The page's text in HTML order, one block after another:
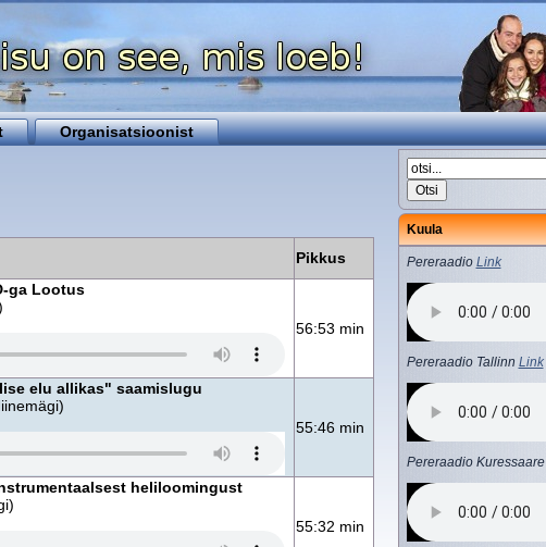
Organisatsioonist
Pikkus
ga Lootus
56:53 min
elu allikas" saamislugu
55:46 min
heliloomingust
55:32 min
Kuula
Pereraadio Link
Pereraadio Tallinn Link
Pereraadio Kuressaare